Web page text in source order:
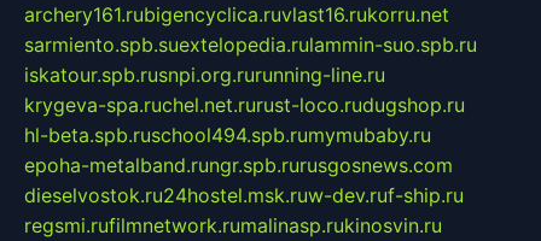
archery161.rubigencyclica.ruvlast16.rukorru.net
sarmiento.spb.suextelopedia.rulammin-suo.spb.ru
iskatour.spb.rusnpi.org.rurunning-line.ru
krygeva-spa.ruchel.net.rurust-loco.rudugshop.ru
hl-beta.spb.ruschool494.spb.rumymubaby.ru
epoha-metalband.rungr.spb.rurusgosnews.com
dieselvostok.ru24hostel.msk.ruw-dev.ruf-ship.ru
regsmi.rufilmnetwork.rumalinasp.rukinosvin.ru